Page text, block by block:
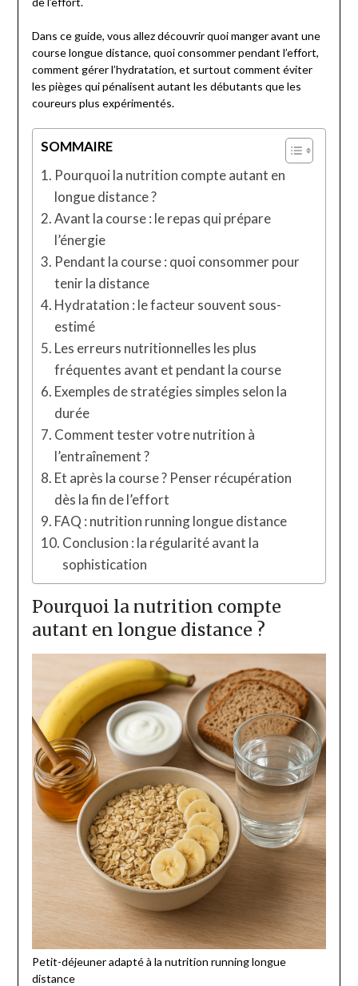
Dans ce guide, vous allez découvrir quoi manger avant une
course longue distance, quoi consommer pendant l’effort,
comment gérer l’hydratation, et surtout comment éviter
les pièges qui pénalisent autant les débutants que les
coureurs plus expérimentés.
SOMMAIRE
Pourquoi la nutrition compte autant en
longue distance ?
Avant la course : le repas qui prépare
l’énergie
Pendant la course : quoi consommer pour
tenir la distance
Hydratation : le facteur souvent sous-
estimé
Les erreurs nutritionnelles les plus
fréquentes avant et pendant la course
Exemples de stratégies simples selon la
durée
Comment tester votre nutrition à
l’entraînement ?
Et après la course ? Penser récupération
dès la fin de l’effort
FAQ : nutrition running longue distance
Conclusion : la régularité avant la
sophistication
Pourquoi la nutrition compte
autant en longue distance ?
Petit-déjeuner adapté à la nutrition running longue
distance